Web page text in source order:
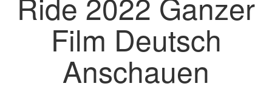
Film Deutsch
Anschauen